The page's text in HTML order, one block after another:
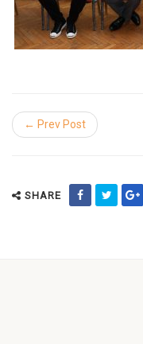
← Prev Post
SHARE